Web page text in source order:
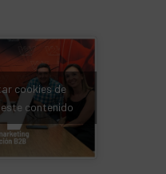
cookies de
contenido